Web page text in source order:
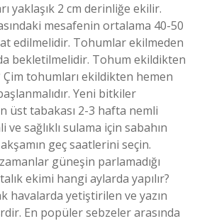
yaklaşık 2 cm derinliğe ekilir.
mesafenin ortalama 40-50
edilmelidir. Tohumlar ekilmeden
bekletilmelidir. Tohum ekildikten
Çim tohumları ekildikten hemen
Yeni bitkiler
üst tabakası 2-3 hafta nemli
ve sağlıklı sulama için sabahın
geç saatlerini seçin.
güneşin parlamadığı
ekimi hangi aylarda yapılır?
havalarda yetiştirilen ve yazın
En popüler sebzeler arasında